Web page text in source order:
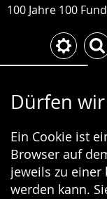
100 Jahre 100
Dürfen
Ein Cookie ist
Browser auf
jeweils zu einer
werden kann.